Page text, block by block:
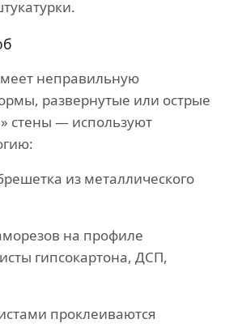
неправильную
развернутые или острые
стены — используют
из металлического
на профиле
гипсокартона, ДСП,
проклеиваются